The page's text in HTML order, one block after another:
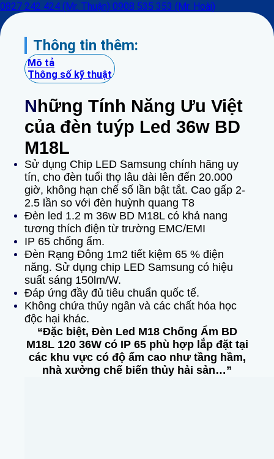
0827 242 424 (Mr. Thuận) 0908 535 353 (Mr. Hoài)
Thông tin thêm:
Mô tả
Thông số kỹ thuật
Những Tính Năng Ưu Việt
của đèn tuýp Led 36w BD
M18L
Sử dụng Chip LED Samsung chính hãng uy
tín, cho đèn tuổi thọ lâu dài lên đến 20.000
giờ, không hạn chế số lần bật tắt. Cao gấp 2-
2.5 lần so với đèn huỳnh quang T8
Đèn led 1.2 m 36w BD M18L có khả nang
tương thích điện từ trường EMC/EMI
IP 65 chống ẩm.
Đèn Rạng Đông 1m2 tiết kiệm 65 % điện
năng. Sử dụng chip LED Samsung có hiệu
suất sáng 150lm/W.
Đáp ứng đầy đủ tiêu chuẩn quốc tế.
Không chứa thủy ngân và các chất hóa học
độc hại khác.
“Đặc biệt, Đèn Led M18 Chống Ẩm BD
M18L 120 36W có IP 65 phù hợp lắp đặt tại
các khu vực có độ ẩm cao như tầng hầm,
nhà xưởng chế biến thủy hải sản…”